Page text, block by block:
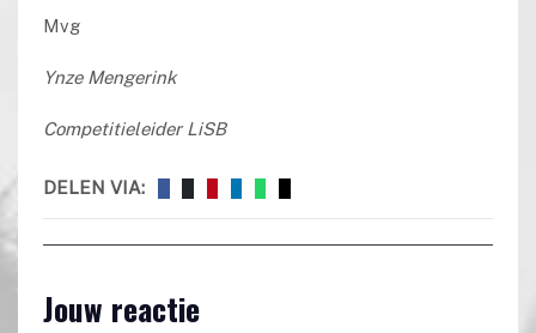
Mvg
Ynze Mengerink
Competitieleider LiSB
DELEN VIA:
Jouw reactie